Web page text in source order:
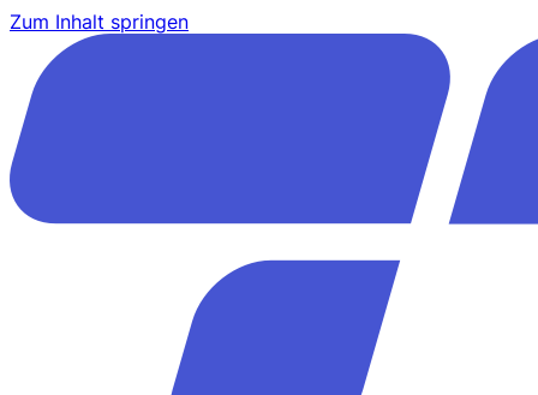
Zum Inhalt springen